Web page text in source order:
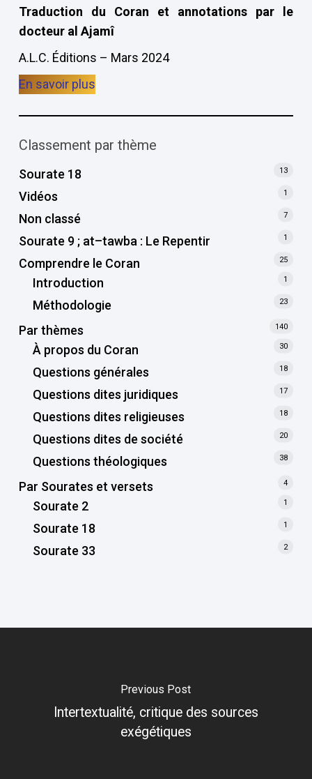
Traduction du Coran et annotations par le
docteur al Ajamî
A.L.C. Éditions – Mars 2024
En savoir plus
Classement par thème
Sourate 18 13
Vidéos 1
Non classé 7
Sourate 9 ; at–tawba : Le Repentir 1
Comprendre le Coran 25
Introduction 1
Méthodologie 23
Par thèmes 140
À propos du Coran 30
Questions générales 18
Questions dites juridiques 17
Questions dites religieuses 18
Questions dites de société 20
Questions théologiques 38
Par Sourates et versets 4
Sourate 2 1
Sourate 18 1
Sourate 33 2
Previous Post
Intertextualité, critique des sources
exégétiques